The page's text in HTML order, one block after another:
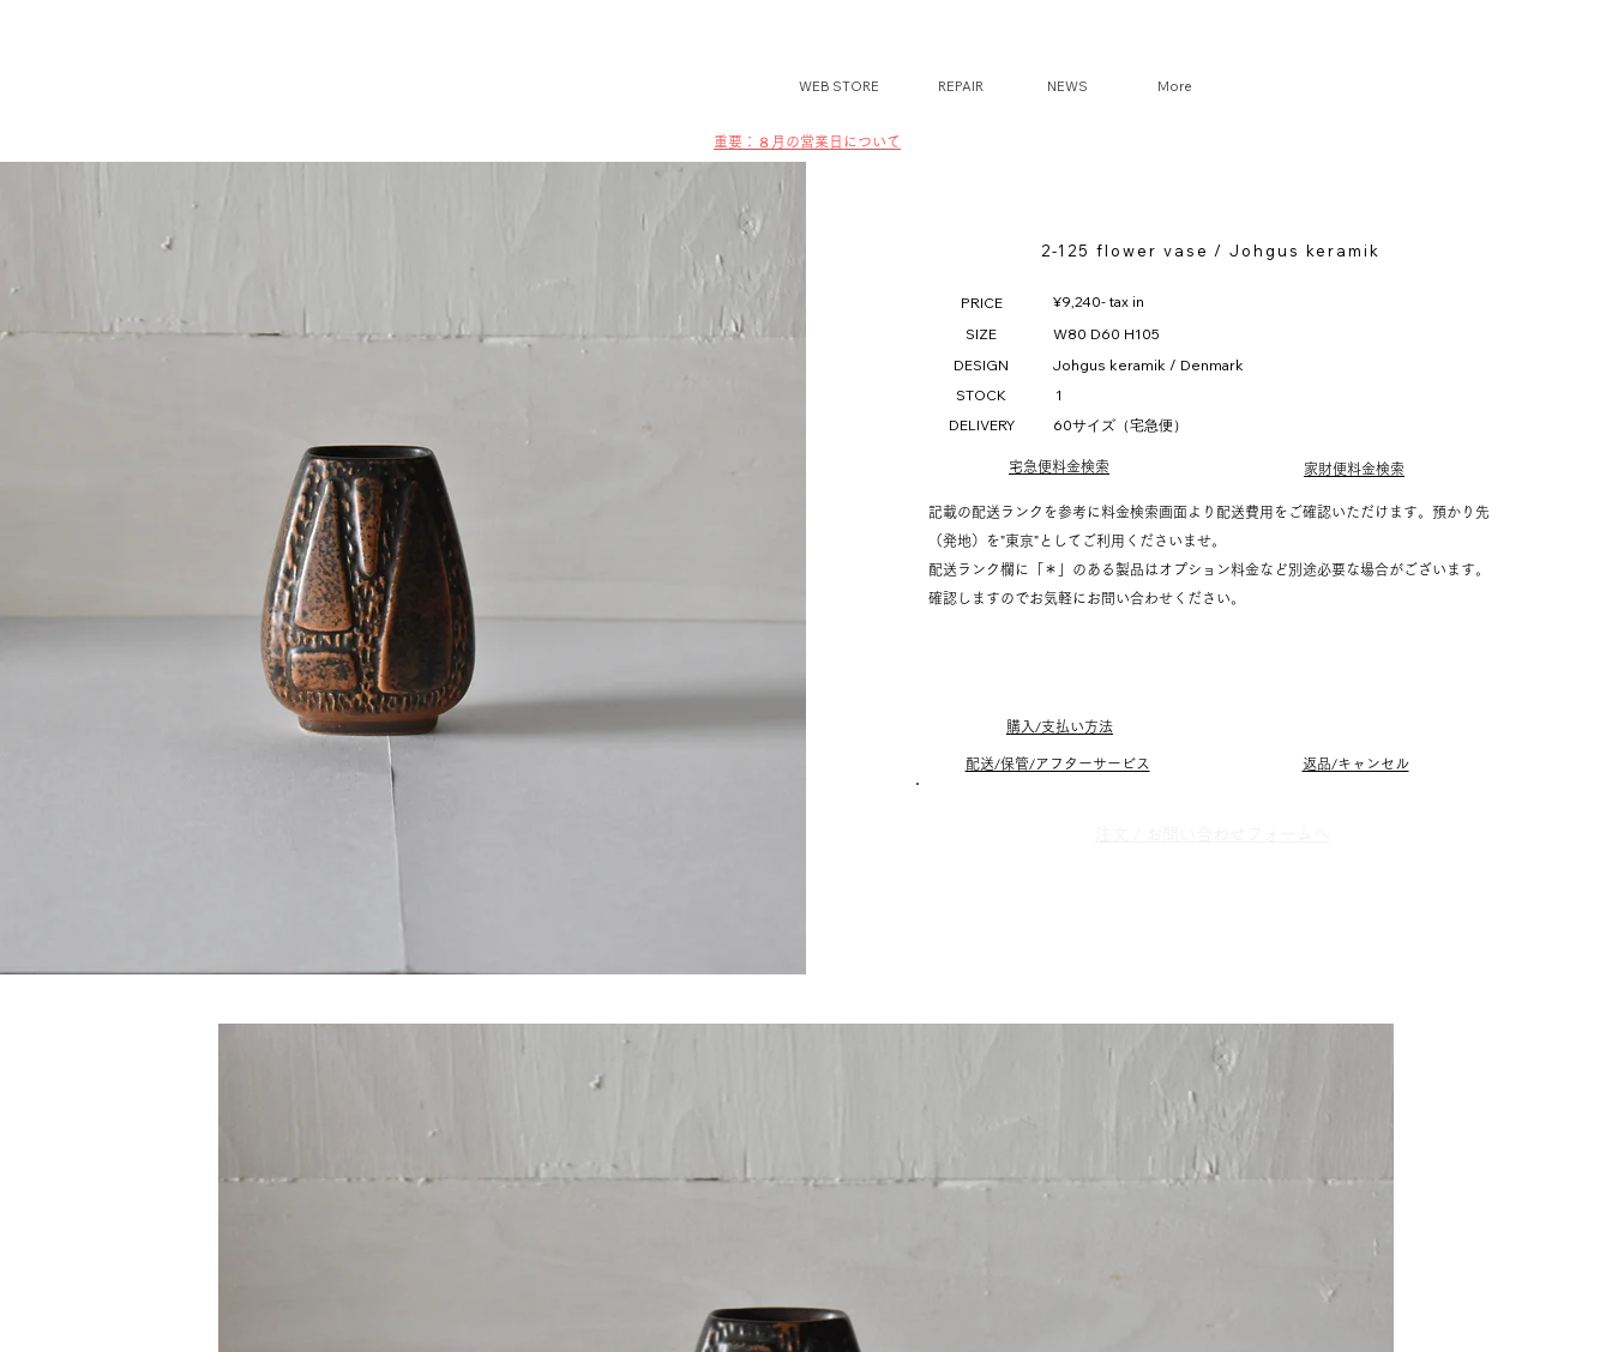
WEB STORE REPAIR NEWS More
​​重要：８月の営業日について
2-125 flower vase / Johgus keramik
PRICE
¥9,240- tax in
SIZE
W80 D60 H105
DESIGN
STOCK
DELIVERY
Johgus keramik / Denmark
1
60サイズ（宅急便）
宅急便料金検索 家財便料金検索
記載の配送ランクを参考に料金検索画面より配送費用をご確認いただけます。預かり先
（発地）を"東京"としてご利用くださいませ。
配送ランク欄に「＊」のある製品はオプション料金など別途必要な場合がございます。
確認しますのでお気軽にお問い合わせください。
購入/支払い方法
配送/保管/アフターサービス 返品/キャンセル